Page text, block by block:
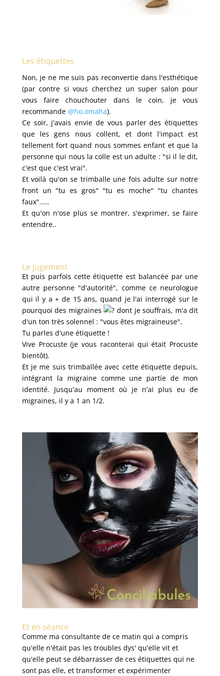
Les étiquettes
Non, je ne me suis pas reconvertie dans l'esthétique
(par contre si vous cherchez un super salon pour
vous faire chouchouter dans le coin, je vous
recommande @ho.omaha).
Ce soir, j'avais envie de vous parler des étiquettes
que les gens nous collent, et dont l'impact est
tellement fort quand nous sommes enfant et que la
personne qui nous la colle est un adulte : "si il le dit,
c'est que c'est vrai".
Et voilà qu'on se trimballe une fois adulte sur notre
front un "tu es gros" "tues moche" "tu chantes
faux".....
Et qu'on n'ose plus se montrer, s'exprimer, se faire
entendre..
Le jugement
Et puis parfois cette étiquette est balancée par une
autre personne "d'autorité", comme ce neurologue
qui il y a + de 15 ans, quand je l'ai interrogé sur le
pourquoi des migraines
dont je souffrais, m'a dit
d'un ton très solennel : "vous êtes migraineuse".
Tu parles d'une étiquette !
Vive Procuste (je vous raconterai qui était Procuste
bientôt).
Et je me suis trimballée avec cette étiquette depuis,
intégrant la migraine comme une partie de mon
identité. Jusqu'au moment où je n'ai plus eu de
migraines, il y a 1 an 1/2.
Et en séance
Comme ma consultante de ce matin qui a compris
qu'elle n'était pas les troubles dys' qu'elle vit et
qu'elle peut se débarrasser de ces étiquettes qui ne
sont pas elle, et transformer et expérimenter